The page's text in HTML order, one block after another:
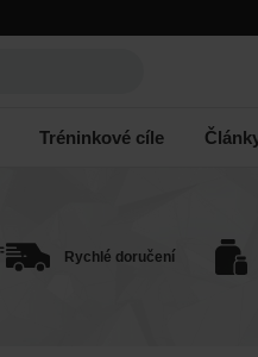
Tréninkové cíle
Rychlé doručení